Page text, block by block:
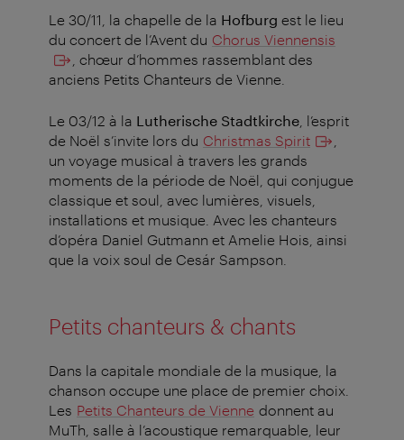
Le 30/11, la chapelle de la Hofburg est le lieu
du concert de l’Avent du Chorus Viennensis
, chœur d’hommes rassemblant des
anciens Petits Chanteurs de Vienne.
Le 03/12 à la Lutherische Stadtkirche , l’esprit
de Noël s’invite lors du Christmas Spirit
un voyage musical à travers les grands
moments de la période de Noël, qui conjugue
classique et soul, avec lumières, visuels,
installations et musique. Avec les chanteurs
d’opéra Daniel Gutmann et Amelie Hois, ainsi
que la voix soul de Cesár Sampson.
Petits chanteurs & chants
Dans la capitale mondiale de la musique, la
chanson occupe une place de premier choix.
Les Petits Chanteurs de Vienne donnent au
MuTh, salle à l’acoustique remarquable, leur